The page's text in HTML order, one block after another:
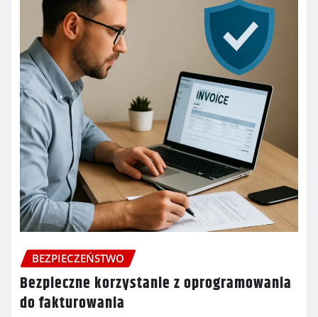
BEZPIECZEŃSTWO
Bezpieczne korzystanie z oprogramowania
do fakturowania